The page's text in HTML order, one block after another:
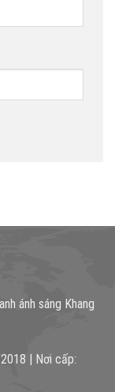
ánh sáng Khang
| Nơi cấp: